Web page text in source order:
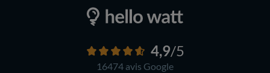
4,9/5
16474 avis Google